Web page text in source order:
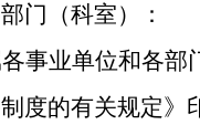
门（科室）：
事业单位和各部
度的有关规定》